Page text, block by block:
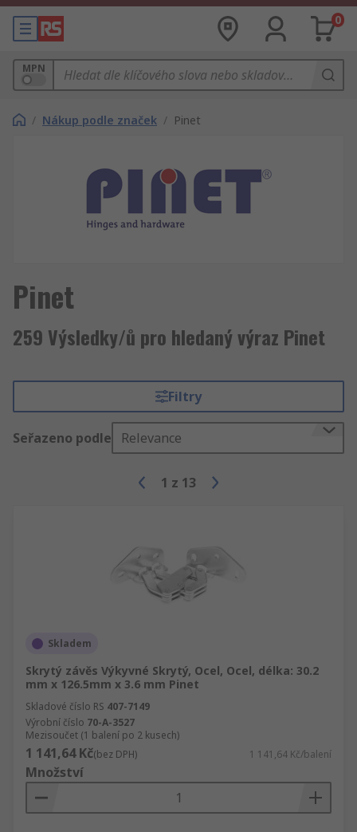
0
MPN
/ Nákup podle značek / Pinet
Pinet
259 Výsledky/ů pro hledaný výraz Pinet
Filtry
Seřazeno podle Relevance
1 z 13
Skladem
Skrytý závěs Výkyvné Skrytý, Ocel, Ocel, délka: 30.2
mm x 126.5mm x 3.6 mm Pinet
Skladové číslo RS 407-7149
Výrobní číslo 70-A-3527
Mezisoučet (1 balení po 2 kusech)
1 141,64 Kč(bez DPH) 1 141,64 Kč/balení
Množství